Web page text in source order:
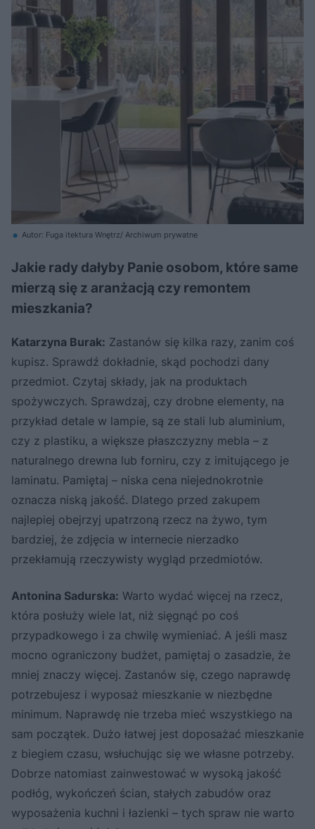
Autor: Fuga itektura Wnętrz/ Archiwum prywatne
Jakie rady dałyby Panie osobom, które same
mierzą się z aranżacją czy remontem
mieszkania?
Katarzyna Burak: Zastanów się kilka razy, zanim coś
kupisz. Sprawdź dokładnie, skąd pochodzi dany
przedmiot. Czytaj składy, jak na produktach
spożywczych. Sprawdzaj, czy drobne elementy, na
przykład detale w lampie, są ze stali lub aluminium,
czy z plastiku, a większe płaszczyzny mebla – z
naturalnego drewna lub forniru, czy z imitującego je
laminatu. Pamiętaj – niska cena niejednokrotnie
oznacza niską jakość. Dlatego przed zakupem
najlepiej obejrzyj upatrzoną rzecz na żywo, tym
bardziej, że zdjęcia w internecie nierzadko
przekłamują rzeczywisty wygląd przedmiotów.
Antonina Sadurska: Warto wydać więcej na rzecz,
która posłuży wiele lat, niż sięgnąć po coś
przypadkowego i za chwilę wymieniać. A jeśli masz
mocno ograniczony budżet, pamiętaj o zasadzie, że
mniej znaczy więcej. Zastanów się, czego naprawdę
potrzebujesz i wyposaż mieszkanie w niezbędne
minimum. Naprawdę nie trzeba mieć wszystkiego na
sam początek. Dużo łatwej jest doposażać mieszkanie
z biegiem czasu, wsłuchując się we własne potrzeby.
Dobrze natomiast zainwestować w wysoką jakość
podłóg, wykończeń ścian, stałych zabudów oraz
wyposażenia kuchni i łazienki – tych spraw nie warto